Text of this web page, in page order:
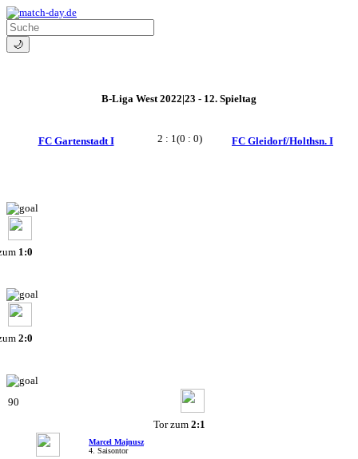
🌙
B-Liga West 2022|23 - 12. Spieltag
FC Gartenstadt I 2 : 1(0 : 0) FC Gleidorf/Holthsn. I
1:0
2:0
90
Tor zum 2:1
Marcel Majnusz
4. Saisontor